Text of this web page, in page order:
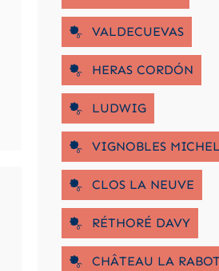
VALDECUEVAS
HERAS CORDÓN
LUDWIG
VIGNOBLES
CLOS LA NEUVE
RÉTHORÉ DAVY
CHÂTEAU LA